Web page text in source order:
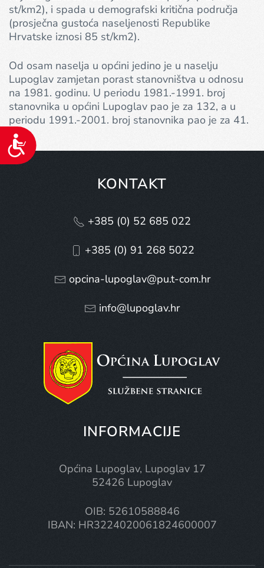
Pristupačnost
st/km2), i spada u demografski kritična područja
(prosječna gustoća naseljenosti Republike
Hrvatske iznosi 85 st/km2).
Od osam naselja u općini jedino je u naselju
Lupoglav zamjetan porast stanovništva u odnosu
na 1981. godinu. U periodu 1981.-1991. broj
stanovnika u općini Lupoglav pao je za 132, a u
periodu 1991.-2001. broj stanovnika pao je za 41.
KONTAKT
+385 (0) 52 685 022
+385 (0) 91 268 5022
opcina-lupoglav@pu.t-com.hr
info@lupoglav.hr
INFORMACIJE
Općina Lupoglav, Lupoglav 17
52426 Lupoglav
OIB: 52610588846
IBAN: HR3224020061824600007